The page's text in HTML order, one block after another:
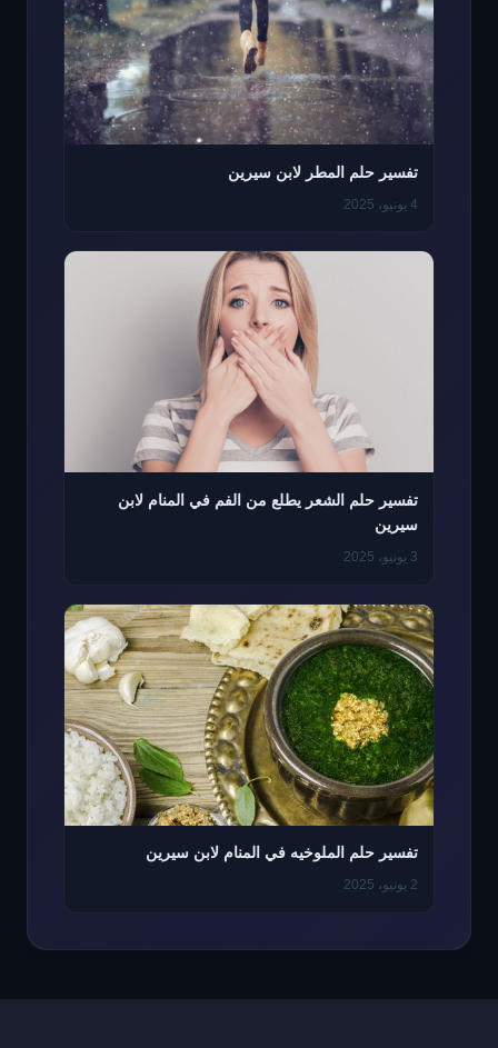
تفسير حلم المطر لابن سيرين
4 يونيو، 2025
تفسير حلم الشعر يطلع من الفم في المنام لابن
سيرين
3 يونيو، 2025
تفسير حلم الملوخيه في المنام لابن سيرين
2 يونيو، 2025